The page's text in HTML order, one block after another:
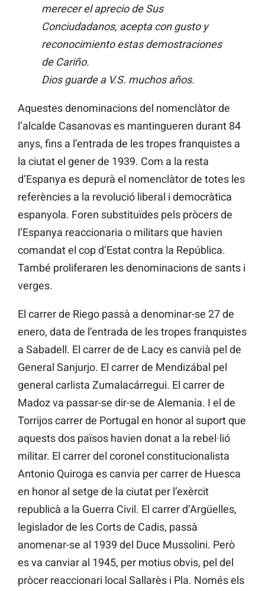
merecer el aprecio de Sus
Conciudadanos, acepta con gusto y
reconocimiento estas demostraciones
de Cariño.
Dios guarde a V.S. muchos años.
Aquestes denominacions del nomenclàtor de
l’alcalde Casanovas es mantingueren durant 84
anys, fins a l’entrada de les tropes franquistes a
la ciutat el gener de 1939. Com a la resta
d’Espanya es depurà el nomenclàtor de totes les
referències a la revolució liberal i democràtica
espanyola. Foren substituïdes pels pròcers de
l’Espanya reaccionaria o militars que havien
comandat el cop d’Estat contra la República.
També proliferaren les denominacions de sants i
verges.
El carrer de Riego passà a denominar-se 27 de
enero, data de l’entrada de les tropes franquistes
a Sabadell. El carrer de de Lacy es canvià pel de
General Sanjurjo. El carrer de Mendizábal pel
general carlista Zumalacárregui. El carrer de
Madoz va passar-se dir-se de Alemania. I el de
Torrijos carrer de Portugal en honor al suport que
aquests dos països havien donat a la rebel·lió
militar. El carrer del coronel constitucionalista
Antonio Quiroga es canvia per carrer de Huesca
en honor al setge de la ciutat per l’exèrcit
republicà a la Guerra Civil. El carrer d’Argüelles,
legislador de les Corts de Cadis, passà
anomenar-se al 1939 del Duce Mussolini. Però
es va canviar al 1945, per motius obvis, pel del
pròcer reaccionari local Sallarès i Pla. Només els